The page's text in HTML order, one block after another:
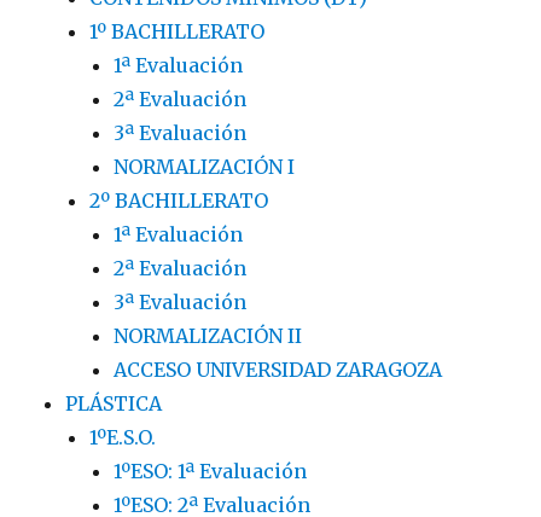
1º BACHILLERATO
1ª Evaluación
2ª Evaluación
3ª Evaluación
NORMALIZACIÓN I
2º BACHILLERATO
1ª Evaluación
2ª Evaluación
3ª Evaluación
NORMALIZACIÓN II
ACCESO UNIVERSIDAD ZARAGOZA
PLÁSTICA
1ºE.S.O.
1ºESO: 1ª Evaluación
1ºESO: 2ª Evaluación